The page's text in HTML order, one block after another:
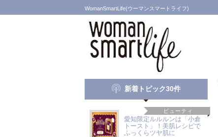
WomanSmartLife(ウーマンスマートライフ)
新着トピック30件
ビューティ
愛知限定ルルルンは「小倉
トースト」！美肌レシピで
ふっくらツヤ肌に